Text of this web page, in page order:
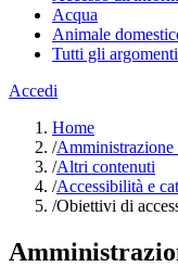
Acqua
Animale
Tutti gli
Accedi
Home
/Amministrazione
/Altri contenuti
/Accessibilità e
/Obiettivi di